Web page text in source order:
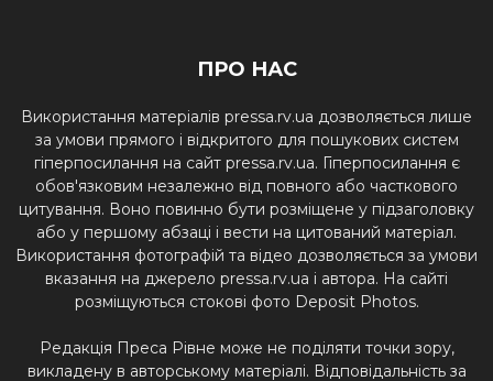
ПРО НАС
Використання матеріалів pressa.rv.ua дозволяється лише
за умови прямого і відкритого для пошукових систем
гіперпосилання на сайт pressa.rv.ua. Гіперпосилання є
обов'язковим незалежно від повного або часткового
цитування. Воно повинно бути розміщене у підзаголовку
або у першому абзаці і вести на цитований матеріал.
Використання фотографій та відео дозволяється за умови
вказання на джерело pressa.rv.ua і автора. На сайті
розміщуються стокові фото Deposit Photos.
Редакція Преса Рівне може не поділяти точки зору,
викладену в авторському матеріалі. Відповідальність за